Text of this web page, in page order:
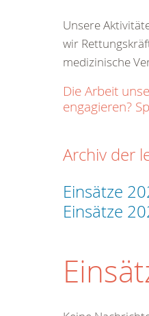
Unsere
wir
medizinische
Die Arbeit
engagieren?
Archiv der
Einsätze
Einsätze